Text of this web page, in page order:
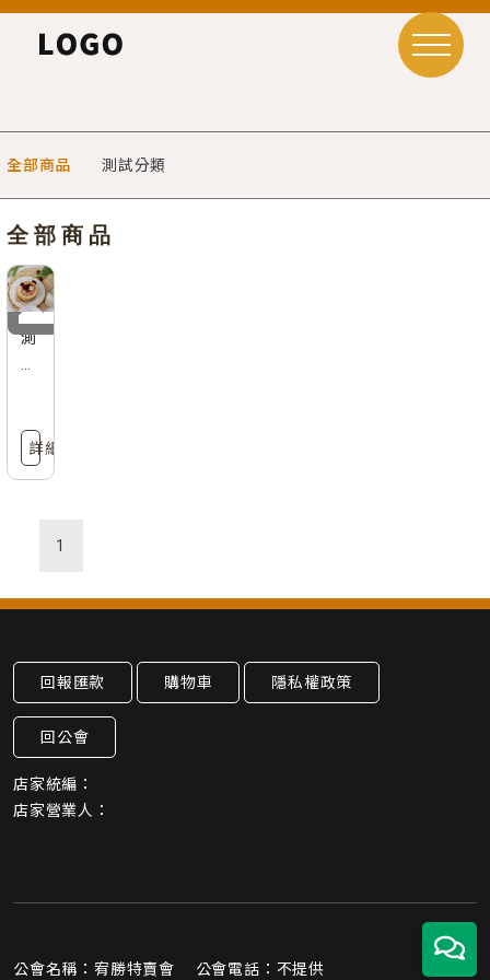
全部商品 測試分類
全部商品
測
詳細內容
1
回報匯款 購物車 隱私權政策
回公會
店家統編：
店家營業人：
公會名稱：宥勝特賣會 公會電話：不提供